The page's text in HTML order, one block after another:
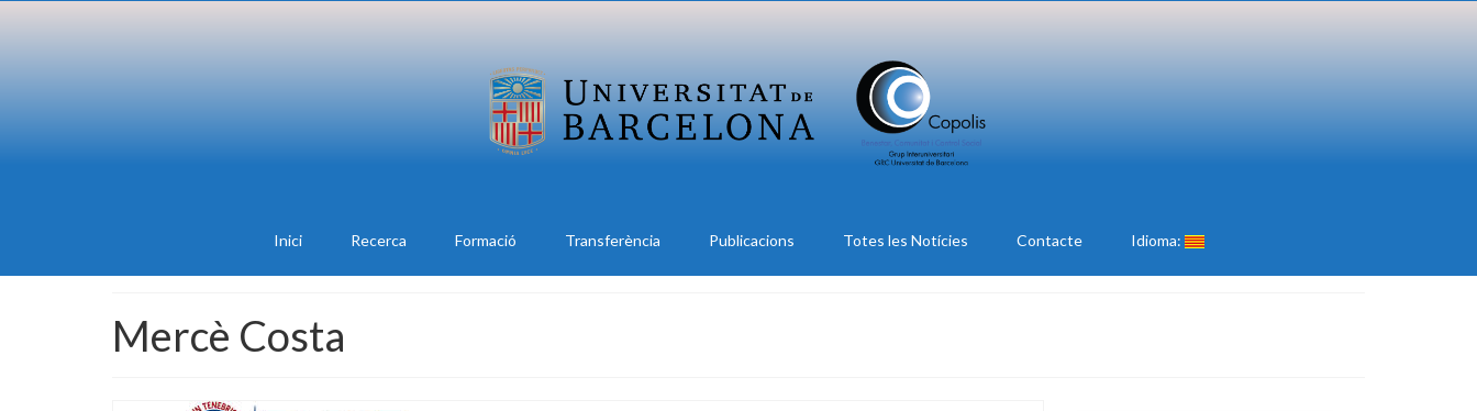
Inici Recerca Formació Transferència Publicacions Totes les Notícies Contacte Idioma:
Mercè Costa